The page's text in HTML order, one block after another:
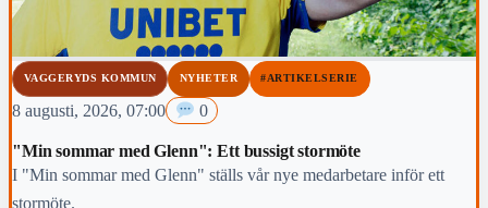
VAGGERYDS KOMMUN NYHETER #ARTIKELSERIE
8 augusti, 2026, 07:00 0
"Min sommar med Glenn": Ett bussigt stormöte
I "Min sommar med Glenn" ställs vår nye medarbetare inför ett
stormöte.